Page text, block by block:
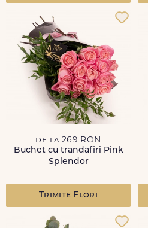
de la 269 RON
Buchet cu trandafiri Pink
Splendor
Trimite Flori